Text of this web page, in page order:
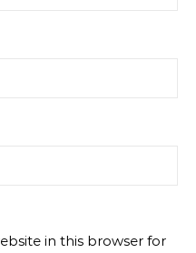
in this browser for